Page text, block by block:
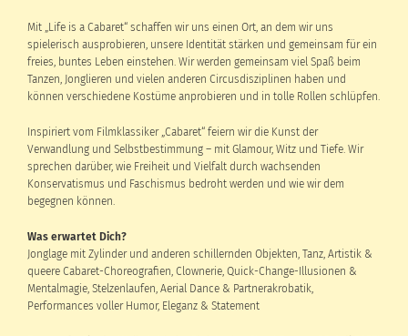
Mit „Life is a Cabaret“ schaffen wir uns einen Ort, an dem wir uns
spielerisch ausprobieren, unsere Identität stärken und gemeinsam für ein
freies, buntes Leben einstehen. Wir werden gemeinsam viel Spaß beim
Tanzen, Jonglieren und vielen anderen Circusdisziplinen haben und
können verschiedene Kostüme anprobieren und in tolle Rollen schlüpfen.
Inspiriert vom Filmklassiker „Cabaret“ feiern wir die Kunst der
Verwandlung und Selbstbestimmung – mit Glamour, Witz und Tiefe. Wir
sprechen darüber, wie Freiheit und Vielfalt durch wachsenden
Konservatismus und Faschismus bedroht werden und wie wir dem
begegnen können.
Was erwartet Dich?
Jonglage mit Zylinder und anderen schillernden Objekten, Tanz, Artistik &
queere Cabaret-Choreografien, Clownerie, Quick-Change-Illusionen &
Mentalmagie, Stelzenlaufen, Aerial Dance & Partnerakrobatik,
Performances voller Humor, Eleganz & Statement